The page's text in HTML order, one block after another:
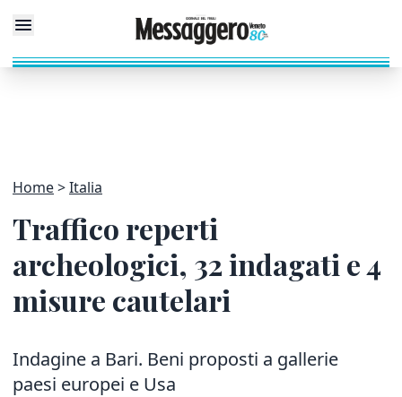
Home Italia
Traffico reperti
archeologici, 32 indagati e 4
misure cautelari
Indagine a Bari. Beni proposti a gallerie
paesi europei e Usa